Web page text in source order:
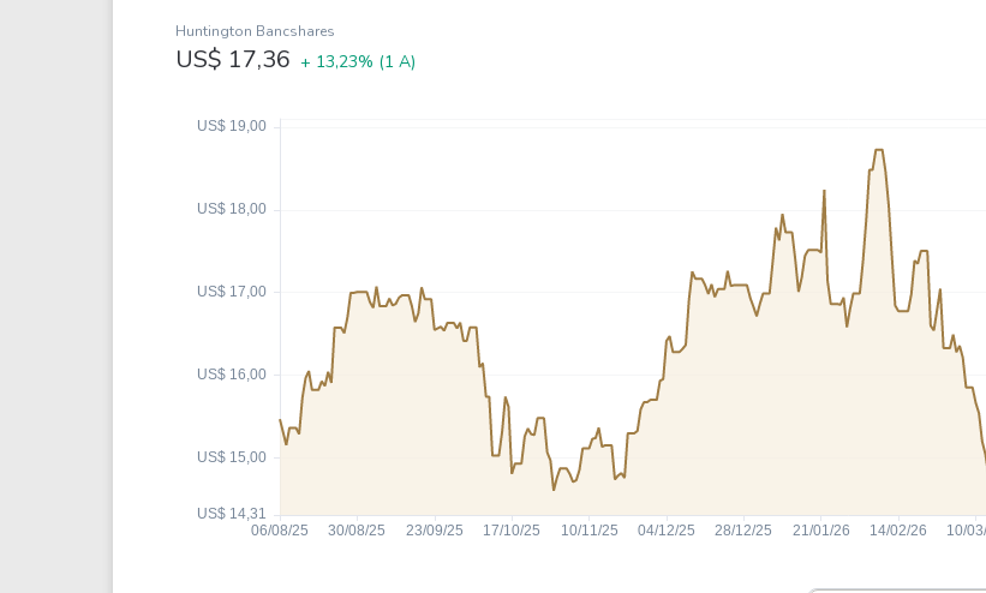
Klabin
Petrobrás
Ver todos
KNCR11
Huntington Bancshares
US$ 17,36 + 13,23% (1 A)